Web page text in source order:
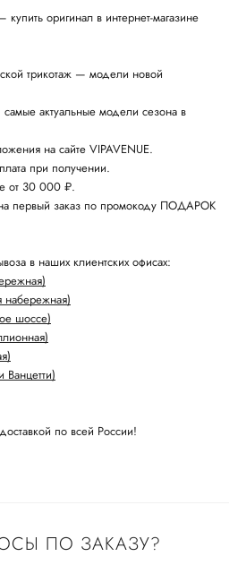
оригинал в интернет-магазине
трикотаж — модели новой
актуальные модели сезона в
на сайте VIPAVENUE.
при получении.
от 30 000 ₽.
первый заказ по промокоду ПОДАРОК
в наших клиентских офисах:
набережная)
шоссе)
Ванцетти)
по всей России!
ПО ЗАКАЗУ?